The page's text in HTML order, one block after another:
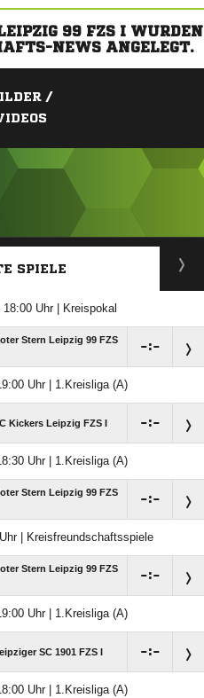
99 FZS I WURDEN
NEWS ANGELEGT.
/
SPIELE
Uhr | Kreispokal
Stern Leipzig 99 FZS
:
Uhr | 1.Kreisliga (A)
Kickers Leipzig FZS I :
Uhr | 1.Kreisliga (A)
Stern Leipzig 99 FZS
:
| Kreisfreundschaftsspiele
Stern Leipzig 99 FZS
:
Uhr | 1.Kreisliga (A)
SC 1901 FZS I :
Uhr | 1.Kreisliga (A)